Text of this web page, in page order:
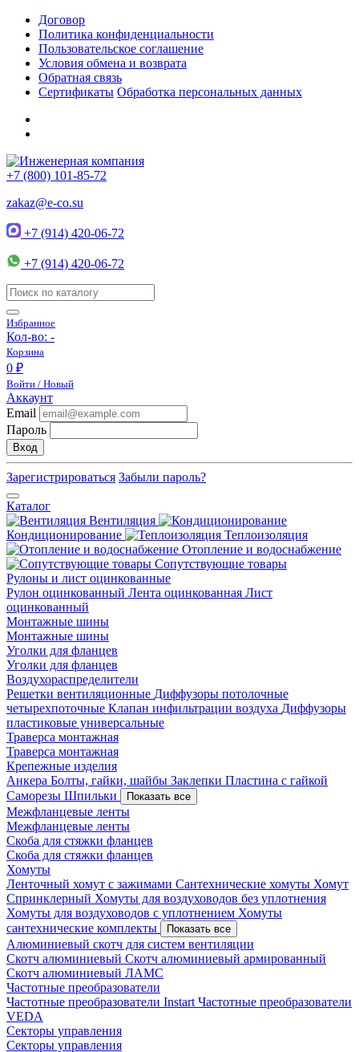
Договор
Политика конфиденциальности
Пользовательское соглашение
Условия обмена и возврата
Обратная связь
Сертификаты Обработка персональных данных
+7 (800) 101-85-72
zakaz@e-co.su
+7 (914) 420-06-72
+7 (914) 420-06-72
Избранное
Кол-во: -
Корзина
0 ₽
Войти / Новый
Аккаунт
Email
Пароль
Вход
Зарегистрироваться Забыли пароль?
Каталог
Вентиляция
Кондиционирование
Теплоизоляция
Отопление и водоснабжение
Сопутствующие товары
Рулоны и лист оцинкованные
Рулон оцинкованный Лента оцинкованная Лист
оцинкованный
Монтажные шины
Монтажные шины
Уголки для фланцев
Уголки для фланцев
Воздухораспределители
Решетки вентиляционные Диффузоры потолочные
четырехпоточные Клапан инфильтрации воздуха Диффузоры
пластиковые универсальные
Траверса монтажная
Траверса монтажная
Крепежные изделия
Анкера Болты, гайки, шайбы Заклепки Пластина с гайкой
Саморезы Шпильки Показать все
Межфланцевые ленты
Межфланцевые ленты
Скоба для стяжки фланцев
Скоба для стяжки фланцев
Хомуты
Ленточный хомут с зажимами Сантехнические хомуты Хомут
Спринклерный Хомуты для воздуховодов без уплотнения
Хомуты для воздуховодов с уплотнением Хомуты
сантехнические комплекты
Показать все
Алюминиевый скотч для систем вентиляции
Скотч алюминиевый Скотч алюминиевый армированный
Скотч алюминиевый ЛАМС
Частотные преобразователи
Частотные преобразователи Instart Частотные преобразователи
VEDA
Секторы управления
Секторы управления